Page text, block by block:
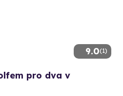
9.0(1)
pro dva v